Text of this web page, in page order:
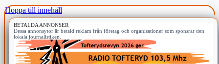
Hoppa till innehåll
BETALDA ANNONSER
Dessa annonsytor är betald reklam från företag och organisationer som sponsrar den
lokala journalistiken.